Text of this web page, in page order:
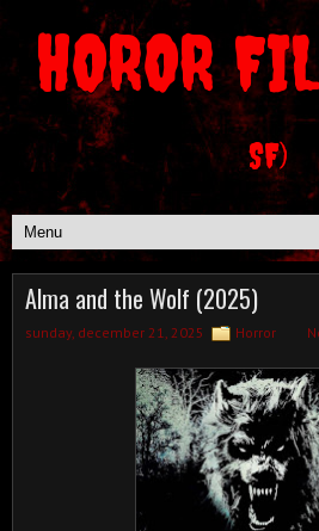
HOROR
SF)
Alma and the Wolf (2025)
sunday, december 21, 2025 Horror